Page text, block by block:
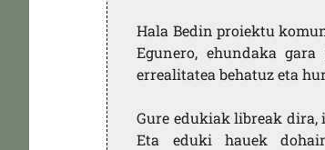
Hala Bedin proiektu
Egunero, ehundaka
errealitatea behatuz eta
Gure edukiak libreak dira,
Eta eduki hauek